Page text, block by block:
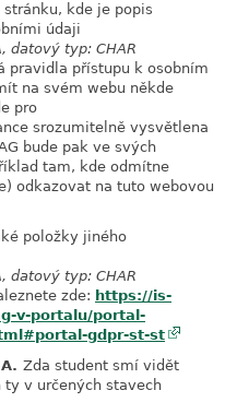
stránku, kde je popis
údaji
datový typ: CHAR
pravidla přístupu k osobním
na svém webu někde
pro
srozumitelně vysvětlena
bude pak ve svých
tam, kde odmítne
odkazovat na tuto webovou
položky jiného
datový typ: CHAR
zde: https://is-
v-portalu/portal-
gdpr-st-st
Zda student smí vidět
ty v určených stavech